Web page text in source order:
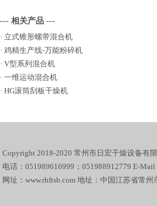
--- 相关产品 ---
· 立式锥形螺带混合机
· 鸡精生产线-万能粉碎机
· V型系列混合机
· 一维运动混合机
· HG滚筒刮板干燥机
Copyright 2018-2020 常州市日宏干燥设备有
电话：051989616999；051988912779 E-Mail
网址：www.rhftsb.com 地址：中国江苏省常